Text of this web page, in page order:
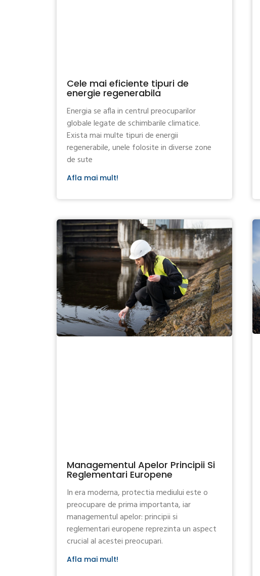
Cele mai eficiente tipuri de
energie regenerabila
Energia se afla in centrul preocuparilor
globale legate de schimbarile climatice.
Exista mai multe tipuri de energii
regenerabile, unele folosite in diverse zone
de sute
Afla mai mult!
Managementul Apelor Principii Si
Reglementari Europene
In era moderna, protectia mediului este o
preocupare de prima importanta, iar
managementul apelor: principii si
reglementari europene reprezinta un aspect
crucial al acestei preocupari.
Afla mai mult!